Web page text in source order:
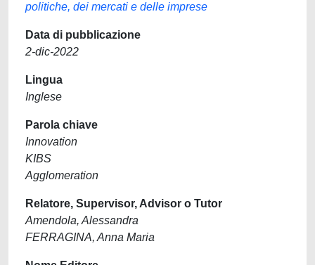
politiche, dei mercati e delle imprese
Data di pubblicazione
2-dic-2022
Lingua
Inglese
Parola chiave
Innovation
KIBS
Agglomeration
Relatore, Supervisor, Advisor o Tutor
Amendola, Alessandra
FERRAGINA, Anna Maria